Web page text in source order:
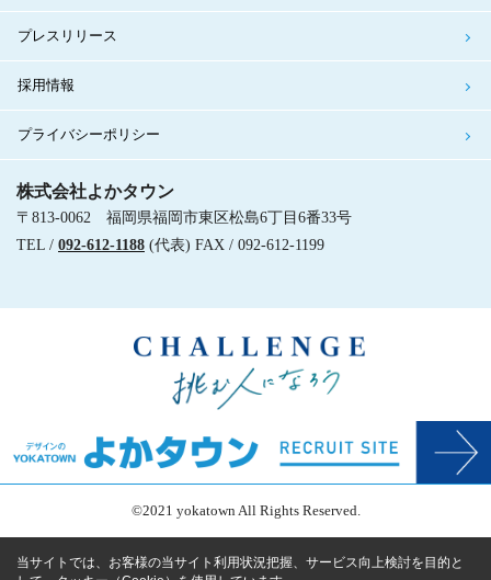
プレスリリース
採用情報
プライバシーポリシー
株式会社よかタウン
〒813-0062 福岡県福岡市東区松島6丁目6番33号
TEL / 092-612-1188 (代表) FAX / 092-612-1199
©2021 yokatown All Rights Reserved.
当サイトでは、お客様の当サイト利用状況把握、サービス向上検討を目的と